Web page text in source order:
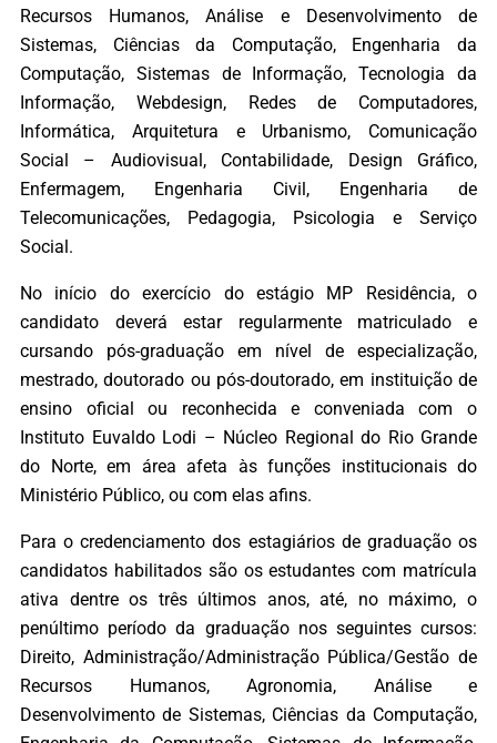
Recursos Humanos, Análise e Desenvolvimento de
Sistemas, Ciências da Computação, Engenharia da
Computação, Sistemas de Informação, Tecnologia da
Informação, Webdesign, Redes de Computadores,
Informática, Arquitetura e Urbanismo, Comunicação
Social – Audiovisual, Contabilidade, Design Gráfico,
Enfermagem, Engenharia Civil, Engenharia de
Telecomunicações, Pedagogia, Psicologia e Serviço
Social.
No início do exercício do estágio MP Residência, o
candidato deverá estar regularmente matriculado e
cursando pós-graduação em nível de especialização,
mestrado, doutorado ou pós-doutorado, em instituição de
ensino oficial ou reconhecida e conveniada com o
Instituto Euvaldo Lodi – Núcleo Regional do Rio Grande
do Norte, em área afeta às funções institucionais do
Ministério Público, ou com elas afins.
Para o credenciamento dos estagiários de graduação os
candidatos habilitados são os estudantes com matrícula
ativa dentre os três últimos anos, até, no máximo, o
penúltimo período da graduação nos seguintes cursos:
Direito, Administração/Administração Pública/Gestão de
Recursos Humanos, Agronomia, Análise e
Desenvolvimento de Sistemas, Ciências da Computação,